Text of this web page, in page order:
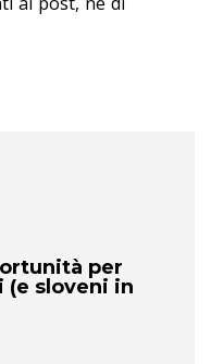
per
sloveni in